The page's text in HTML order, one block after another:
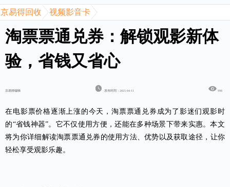
京易得回收 视频影音卡
淘票票通兑券：解锁观影新体
验，省钱又省心
京易得编辑 发布时间：2025-04-11 998
在电影票价格逐渐上涨的今天，淘票票通兑券成为了影迷们观影时
的“省钱神器”。它不仅使用方便，还能在多种场景下带来实惠。本文
将为你详细解读淘票票通兑券的使用方法、优势以及获取途径，让你
轻松享受观影乐趣。